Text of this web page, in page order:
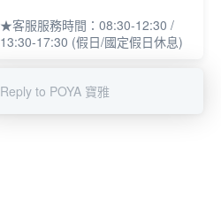
★客服服務時間：08:30-12:30 /
13:30-17:30 (假日/國定假日休息)
Reply to POYA 寶雅